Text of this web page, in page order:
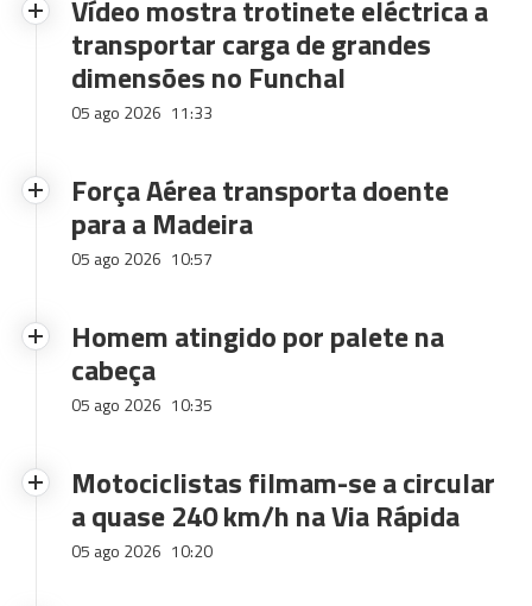
Vídeo mostra trotinete eléctrica a
transportar carga de grandes
dimensões no Funchal
05 ago 2026 11:33
Força Aérea transporta doente
para a Madeira
05 ago 2026 10:57
Homem atingido por palete na
cabeça
05 ago 2026 10:35
Motociclistas filmam-se a circular
a quase 240 km/h na Via Rápida
05 ago 2026 10:20